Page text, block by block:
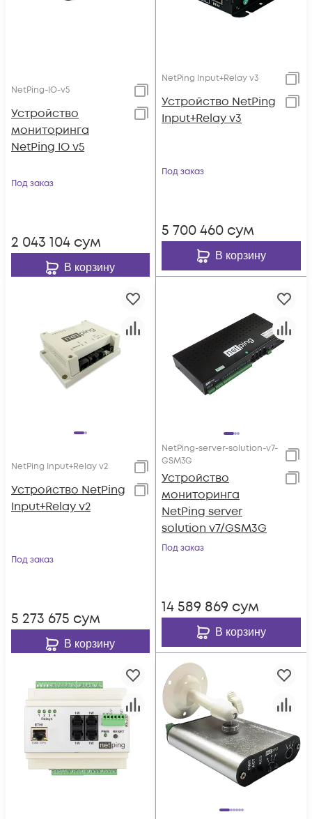
NetPing-IO-v5
Устройство
мониторинга
NetPing IO v5
Под заказ
2 043 104 сум
В корзину
NetPing Input+Relay v3
Устройство NetPing
Input+Relay v3
Под заказ
5 700 460 сум
В корзину
NetPing Input+Relay v2
Устройство NetPing
Input+Relay v2
Под заказ
5 273 675 сум
В корзину
NetPing-server-solution-v7-
GSM3G
Устройство
мониторинга
NetPing server
solution v7/GSM3G
Под заказ
14 589 869 сум
В корзину